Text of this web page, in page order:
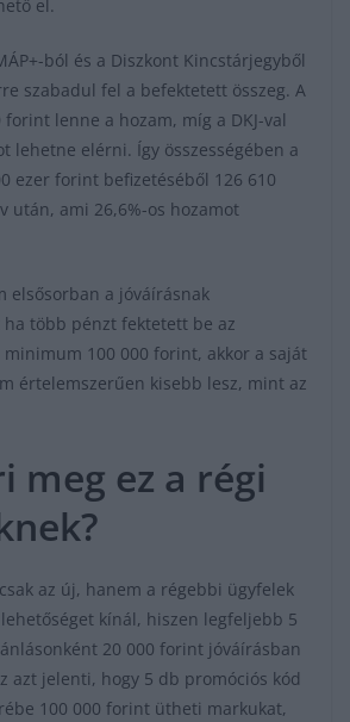
el.
ból és a Diszkont Kincstárjegyből
szabadul fel a befektetett összeg. A
forint lenne a hozam, míg a DKJ-val
lehetne elérni. Így összességében a
ezer forint befizetéséből 126 610
után, ami 26,6%-os hozamot
elsősorban a jóváírásnak
ha több pénzt fektetett be az
100 000 forint, akkor a saját
értelemszerűen kisebb lesz, mint az
meg ez a régi
az új, hanem a régebbi ügyfelek
kínál, hiszen legfeljebb 5
20 000 forint jóváírásban
azt jelenti, hogy 5 db promóciós kód
100 000 forint ütheti markukat,